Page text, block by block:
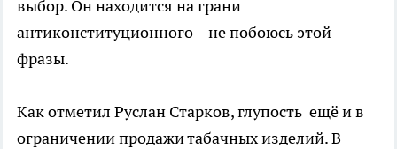
выбор. Он находится на грани
антиконституционного – не побоюсь этой
фразы.
Как отметил Руслан Старков, глупость ещё и в
ограничении продажи табачных изделий. В